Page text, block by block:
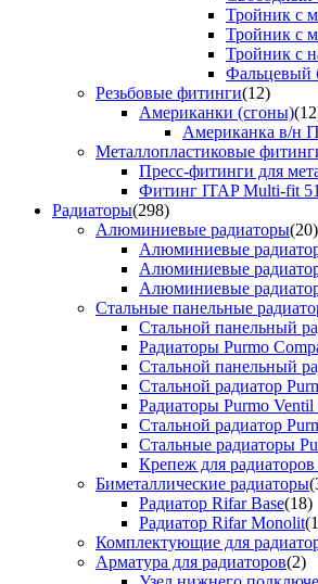
Тройник с
Тройник с
Тройник с
Фальцевый
Резьбовые фитинги(12)
Американки (сгоны)
Американка в/н
Металлопластиковые
Пресс-фитинги для
Фитинг ITAP Multi-fit
Радиаторы(298)
Алюминиевые радиаторы(20)
Алюминиевые
Алюминиевые
Алюминиевые
Стальные панельные
Стальной панельный
Радиаторы Purmo
Стальной панельный
Стальной радиатор
Радиаторы Purmo Ventil
Стальной радиатор
Стальные радиаторы
Крепеж для радиаторов
Биметаллические радиаторы
Радиатор Rifar Base(18)
Радиатор Rifar Monolit
Комплектующие для
Арматура для радиаторов(2)